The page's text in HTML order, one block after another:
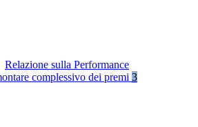
Relazione sulla Performance
complessivo dei premi 3